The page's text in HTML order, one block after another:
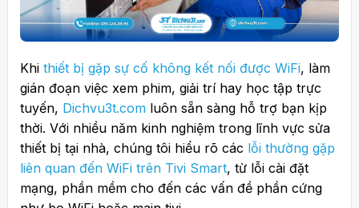
Khithiết bị gặp sự cố không kết nối được WiFi, làm
gián đoạn việc xem phim, giải trí hay học tập trực
tuyến, Dichvu3t.comluôn sẵn sàng hỗ trợ bạn kịp
thời. Với nhiều năm kinh nghiệm trong lĩnh vực sửa
thiết bị tại nhà, chúng tôi hiểu rõ các lỗi thường gặp
liên quan đến WiFi trên Tivi Smart, từ lỗi cài đặt
mạng, phần mềm cho đến các vấn đề phần cứng